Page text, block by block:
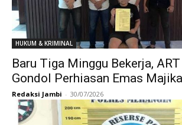
HUKUM & KRIMINAL
Baru Tiga Minggu Bekerja,
Gondol Perhiasan Emas
Redaksi Jambi - 30/07/2026